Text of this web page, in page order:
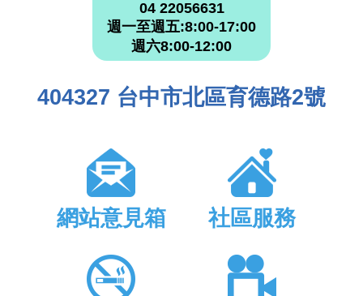
04 22056631
週一至週五:8:00-17:00
週六8:00-12:00
404327 台中市北區育德路2號
網站意見箱 社區服務